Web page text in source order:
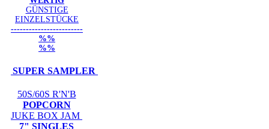
GÜNSTIGE
EINZELSTÜCKE
------------------------
%%
%%
SUPER SAMPLER
50S/60S R'N'B
POPCORN
JUKE BOX JAM
7" SINGLES